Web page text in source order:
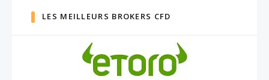
LES MEILLEURS BROKERS CFD